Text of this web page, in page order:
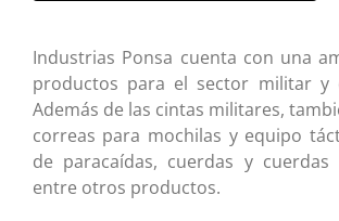
Industrias Ponsa cuenta con una
productos para el sector militar y
Además de las cintas militares,
correas para mochilas y equipo
de paracaídas, cuerdas y cuerdas
entre otros productos.